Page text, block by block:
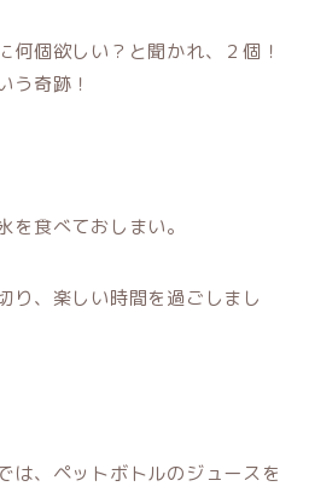
何個欲しい？と聞かれ、２個！
う奇跡！
を食べておしまい。
り、楽しい時間を過ごしまし
は、ペットボトルのジュースを